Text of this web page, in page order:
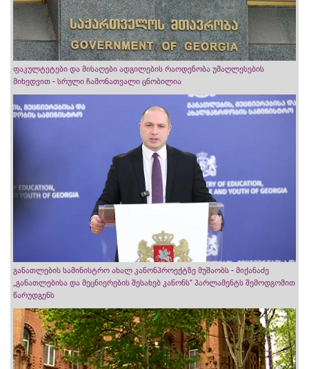
ფაკულტეტები და მისაღები ადგილების რაოდენობა უმაღლესების
მიხედვით - სრული ჩამონათვალი ცნობილია
განათლების სამინისტრო ახალ კანონპროექტზე მუშაობს - მიქანაძე
„განათლებისა და მეცნიერების შესახებ კანონს“ პარლამენტს შემოდგომით
წარუდგენს